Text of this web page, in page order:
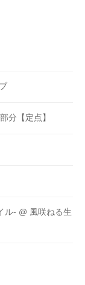
分【定点】
ル- @ 風咲ねる生